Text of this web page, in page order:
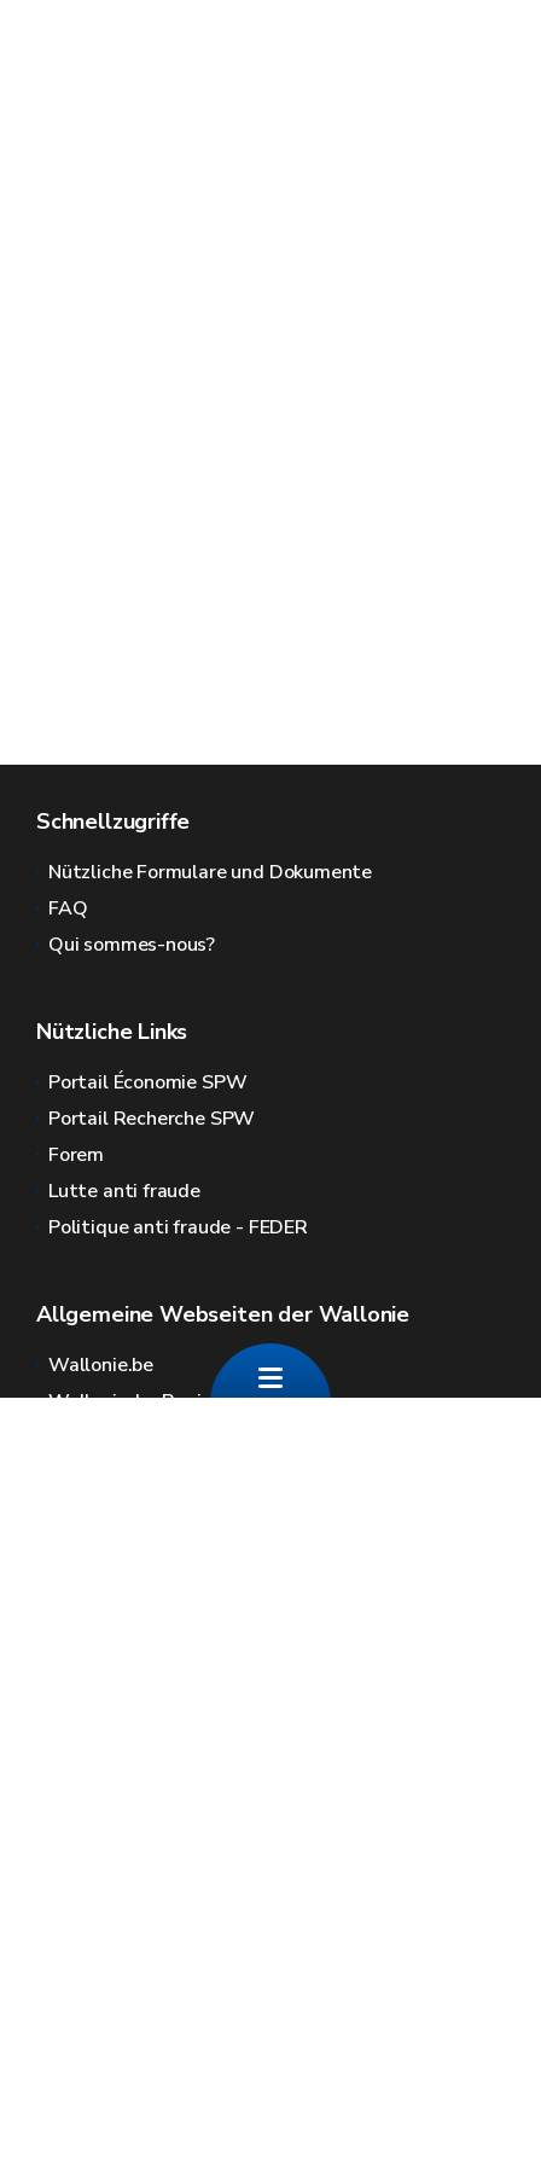
Schnellzugriffe
Nützliche Formulare und Dokumente
FAQ
Qui sommes-nous?
Nützliche Links
Portail Économie SPW
Portail Recherche SPW
Forem
Lutte anti fraude
Politique anti fraude - FEDER
Allgemeine Webseiten der Wallonie
Wallonie.be
Wallonische Regierung